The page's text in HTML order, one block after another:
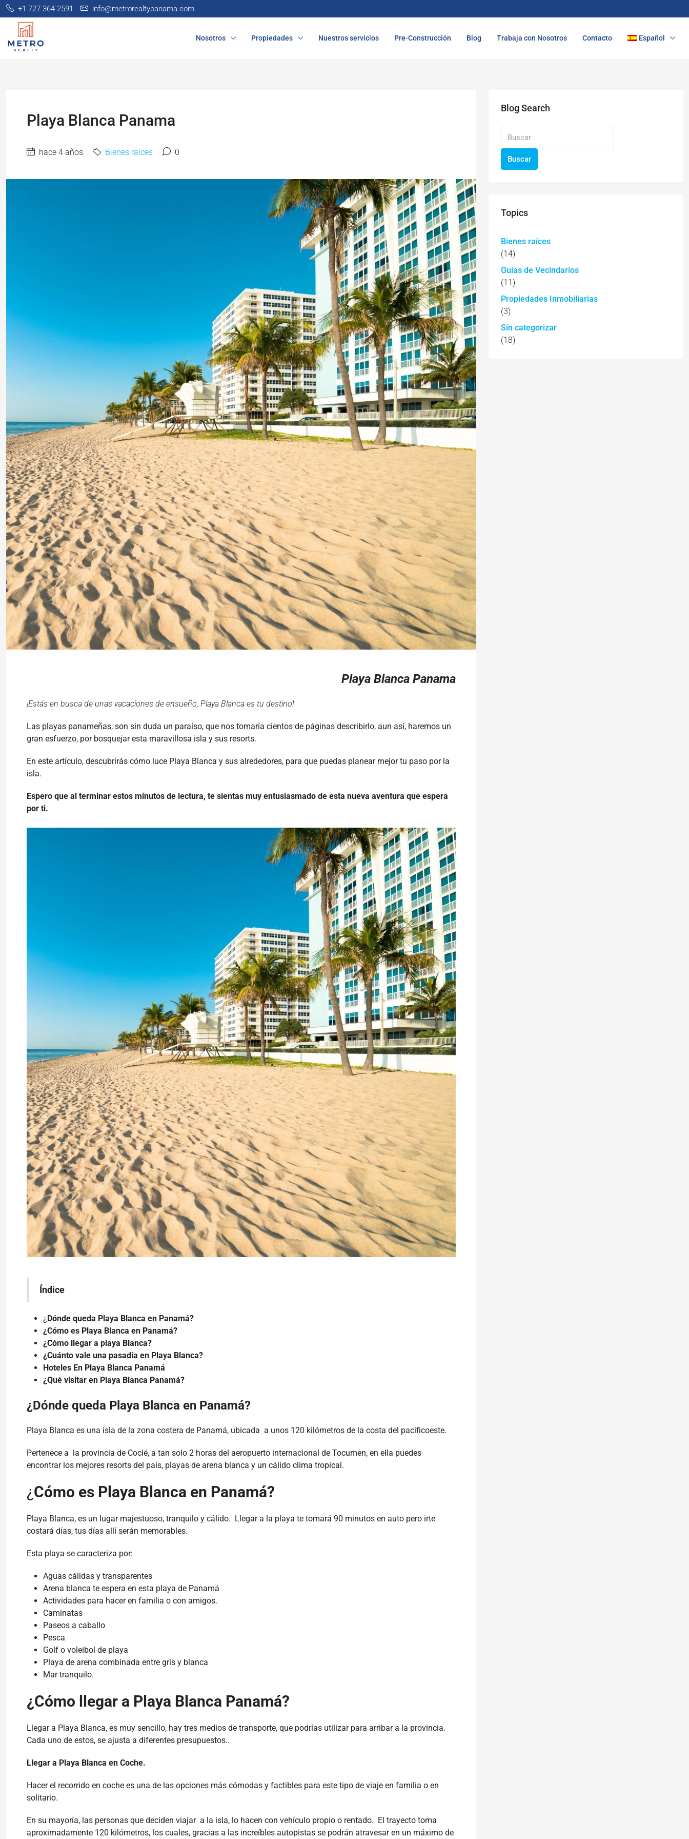
+1 727 364 2591 info@metrorealtypanama.com
Nosotros Propiedades Nuestros servicios Pre-Construcción Blog Trabaja con Nosotros Contacto Español
Playa Blanca Panama
hace 4 años Bienes raíces 0
Playa Blanca Panama
¡Estás en busca de unas vacaciones de ensueño, Playa Blanca es tu destino!
Las playas panameñas, son sin duda un paraíso, que nos tomaría cientos de páginas describirlo, aun así, haremos un
gran esfuerzo, por bosquejar esta maravillosa isla y sus resorts.
En este artículo, descubrirás cómo luce Playa Blanca y sus alrededores, para que puedas planear mejor tu paso por la
isla.
Espero que al terminar estos minutos de lectura, te sientas muy entusiasmado de esta nueva aventura que espera
por ti.
Índice
¿ Dónde queda Playa Blanca en Panamá?
¿Cómo es Playa Blanca en Panamá?
¿Cómo llegar a playa Blanca?
¿Cuánto vale una pasadía en Playa Blanca?
Hoteles En Playa Blanca Panamá
¿Qué visitar en Playa Blanca Panamá?
¿Dónde queda Playa Blanca en Panamá?
Playa Blanca es una isla de la zona costera de Panamá, ubicada a unos 120 kilómetros de la costa del pacificoeste.
Pertenece a la provincia de Coclé, a tan solo 2 horas del aeropuerto internacional de Tocumen, en ella puedes
encontrar los mejores resorts del país, playas de arena blanca y un cálido clima tropical.
¿Cómo es Playa Blanca en Panamá?
Playa Blanca, es un lugar majestuoso, tranquilo y cálido. Llegar a la playa te tomará 90 minutos en auto pero irte
costará días, tus días allí serán memorables.
Esta playa se caracteriza por:
Aguas cálidas y transparentes
Arena blanca te espera en esta playa de Panamá
Actividades para hacer en familia o con amigos.
Caminatas
Paseos a caballo
Pesca
Golf o voleibol de playa
Playa de arena combinada entre gris y blanca
Mar tranquilo.
¿Cómo llegar a Playa Blanca Panamá?
Llegar a Playa Blanca, es muy sencillo, hay tres medios de transporte, que podrías utilizar para arribar a la provincia.
Cada uno de estos, se ajusta a diferentes presupuestos..
Llegar a Playa Blanca en Coche.
Hacer el recorrido en coche es una de las opciones más cómodas y factibles para este tipo de viaje en familia o en
solitario.
En su mayoría, las personas que deciden viajar a la isla, lo hacen con vehículo propio o rentado. El trayecto toma
aproximadamente 120 kilómetros, los cuales, gracias a las increíbles autopistas se podrán atravesar en un máximo de
Blog Search
Buscar
Topics
Bienes raíces
(14)
Guías de Vecindarios
(11)
Propiedades Inmobiliarias
(3)
Sin categorizar
(18)